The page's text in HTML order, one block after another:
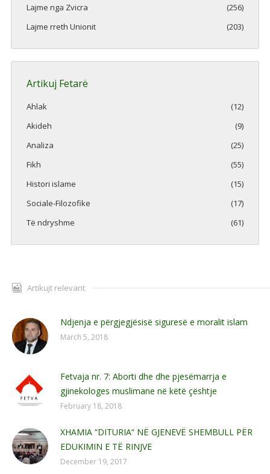
Lajme nga Zvicra
(256)
Lajme rreth Unionit
(203)
Artikuj Fetarë
Ahlak
(12)
Akideh
(9)
Analiza
(25)
Fikh
(55)
Histori islame
(15)
Sociale-Filozofike
(17)
Të ndryshme
(61)
Artikujt relevant
Ndjenja e përgjegjësisë siguresë e moralit islam
March 5, 2018
Fetvaja nr. 7: Aborti dhe dhe pjesëmarrja e
gjinekologes muslimane në këtë çështje
February 18, 2018
XHAMIA “DITURIA“ NË GJENEVË SHEMBULL PËR
EDUKIMIN E TË RINJVE
December 19, 2017